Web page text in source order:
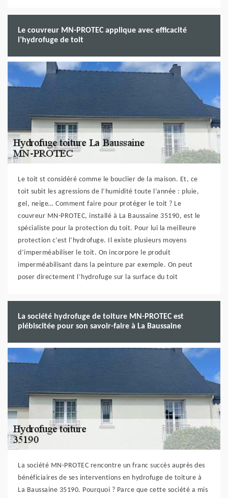
Le couvreur MN-PROTEC applique avec efficacité
l’hydrofuge de toit
Le toit st considéré comme le bouclier de la maison. Et, ce
toit subit les agressions de l’humidité toute l’année : pluie,
gel, neige… Comment faire pour protéger le toit ? Le
couvreur MN-PROTEC, installé à La Baussaine 35190, est le
spécialiste pour la protection du toit. Pour lui la meilleure
protection c’est l’hydrofuge. Il existe plusieurs moyens
d’imperméabiliser le toit. On incorpore le produit
imperméabilisant dans la peinture par exemple. On peut
poser directement l’hydrofuge sur la surface du toit
La société hydrofuge de toiture MN-PROTEC est
plébiscitée pour son savoir-faire à La Baussaine
La société MN-PROTEC rencontre un franc succès auprès des
bénéficiaires de ses interventions en hydrofuge de toiture à
La Baussaine 35190. Pourquoi ? Parce que cette société a mis